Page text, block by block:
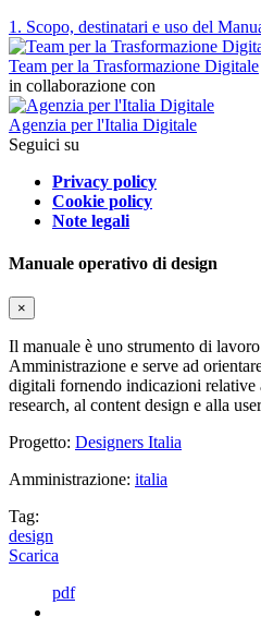
1. Scopo, destinatari e uso del
Team per la Trasformazione Digitale
in collaborazione con
Agenzia per l'Italia Digitale
Seguici su
Privacy policy
Cookie policy
Note legali
Manuale operativo di design
×
Il manuale è uno strumento di
Amministrazione e serve ad
digitali fornendo indicazioni relative
research, al content design e alla
Progetto: Designers Italia
Amministrazione: italia
Tag:
design
Scarica
pdf